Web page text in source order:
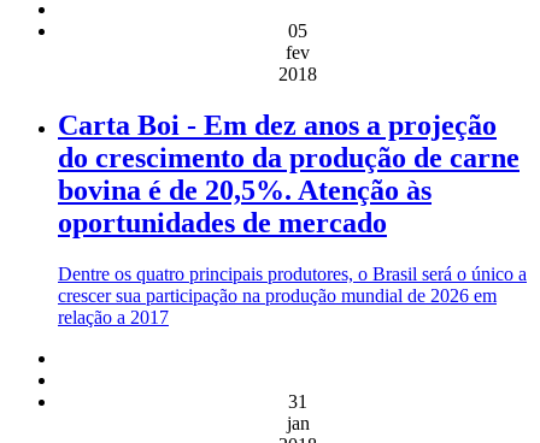
05
fev
2018
Carta Boi - Em dez anos a projeção
do crescimento da produção de carne
bovina é de 20,5%. Atenção às
oportunidades de mercado
Dentre os quatro principais produtores, o Brasil será o único a
crescer sua participação na produção mundial de 2026 em
relação a 2017
31
jan